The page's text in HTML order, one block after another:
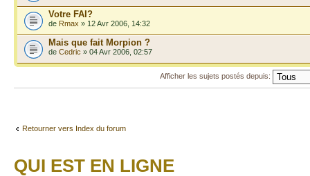
Votre FAI?
de Rmax » 12 Avr 2006, 14:32
Mais que fait Morpion ?
de Cedric » 04 Avr 2006, 02:57
Afficher les sujets postés depuis:
Retourner vers Index du forum
QUI EST EN LIGNE